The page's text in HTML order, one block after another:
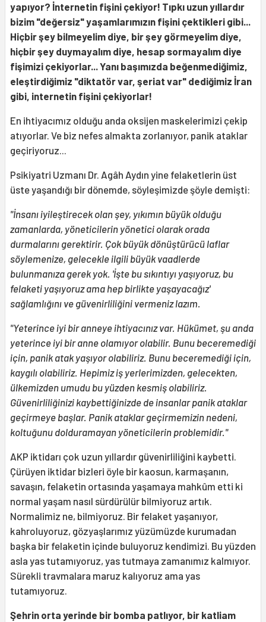
yapıyor? İnternetin fişini çekiyor! Tıpkı uzun yıllardır
bizim "değersiz" yaşamlarımızın fişini çektikleri gibi...
Hiçbir şey bilmeyelim diye, bir şey görmeyelim diye,
hiçbir şey duymayalım diye, hesap sormayalım diye
fişimizi çekiyorlar... Yanı başımızda beğenmediğimiz,
eleştirdiğimiz "diktatör var, şeriat var" dediğimiz İran
gibi, internetin fişini çekiyorlar!
En ihtiyacımız olduğu anda oksijen maskelerimizi çekip
atıyorlar. Ve biz nefes almakta zorlanıyor, panik ataklar
geçiriyoruz...
Psikiyatri Uzmanı Dr. Agâh Aydın yine felaketlerin üst
üste yaşandığı bir dönemde, söyleşimizde şöyle demişti:
"İnsanı iyileştirecek olan şey, yıkımın büyük olduğu
zamanlarda, yöneticilerin yönetici olarak orada
durmalarını gerektirir. Çok büyük dönüştürücü laflar
söylemenize, gelecekle ilgili büyük vaadlerde
bulunmanıza gerek yok. 'İşte bu sıkıntıyı yaşıyoruz, bu
felaketi yaşıyoruz ama hep birlikte yaşayacağız'
sağlamlığını ve güvenirliliğini vermeniz lazım.
"Yeterince iyi bir anneye ihtiyacınız var. Hükümet, şu anda
yeterince iyi bir anne olamıyor olabilir. Bunu beceremediği
için, panik atak yaşıyor olabiliriz. Bunu beceremediği için,
kaygılı olabiliriz. Hepimiz iş yerlerimizden, gelecekten,
ülkemizden umudu bu yüzden kesmiş olabiliriz.
Güvenirliliğinizi kaybettiğinizde de insanlar panik ataklar
geçirmeye başlar. Panik ataklar geçirmemizin nedeni,
koltuğunu dolduramayan yöneticilerin problemidir."
AKP iktidarı çok uzun yıllardır güvenirliliğini kaybetti.
Çürüyen iktidar bizleri öyle bir kaosun, karmaşanın,
savaşın, felaketin ortasında yaşamaya mahkûm etti ki
normal yaşam nasıl sürdürülür bilmiyoruz artık.
Normalimiz ne, bilmiyoruz. Bir felaket yaşanıyor,
kahroluyoruz, gözyaşlarımız yüzümüzde kurumadan
başka bir felaketin içinde buluyoruz kendimizi. Bu yüzden
asla yas tutamıyoruz, yas tutmaya zamanımız kalmıyor.
Sürekli travmalara maruz kalıyoruz ama yas
tutamıyoruz.
Şehrin orta yerinde bir bomba patlıyor, bir katliam